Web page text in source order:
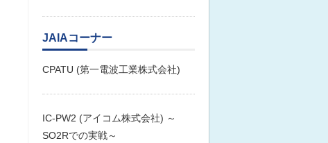
JAIAコーナー
CPATU (第一電波工業株式会社)
IC-PW2 (アイコム株式会社) ～
SO2Rでの実戦～